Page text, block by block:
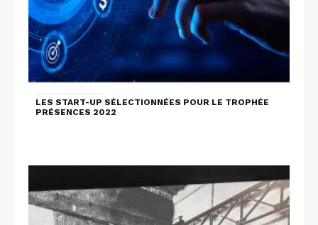
LES START-UP SÉLECTIONNÉES POUR LE TROPHÉE
PRÉSENCES 2022